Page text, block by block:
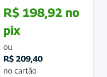
R$ 198,92 no
pix
ou
R$ 209,40
no cartão